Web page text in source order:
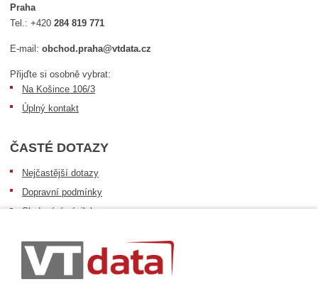
Praha
Tel.:+420284 819 771
E-mail:obchod.praha@vtdata.cz
Přijďte si osobně vybrat:
Na Košince 106/3
Úplný kontakt
ČASTÉ DOTAZY
Nejčastější dotazy
Dopravní podmínky
Sledování zásilek
Informace k dostupnosti zboží
Obecné informace